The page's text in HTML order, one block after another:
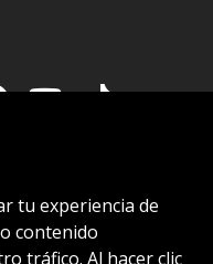
tu experiencia de
contenido
tráfico. Al hacer clic